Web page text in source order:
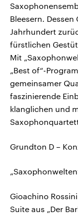
Bleesern.
Jahrhundert
fürstlichen
Mit
„Best of“-
gemeinsamer
faszinierende
klanglichen und
Grundton D –
Gioachino Rossini
Suite aus „Der